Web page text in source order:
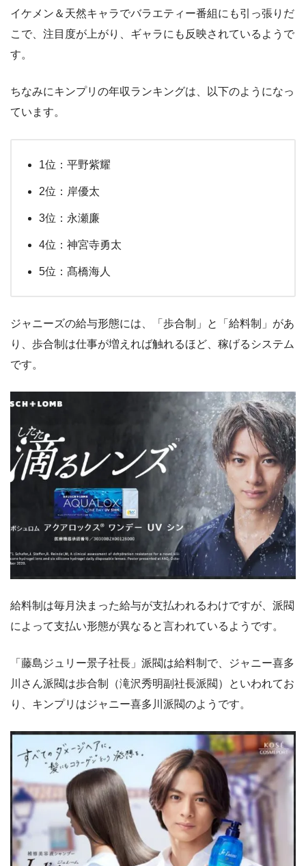
イケメン＆天然キャラでバラエティー番組にも引っ張りだ
こで、注目度が上がり、ギャラにも反映されているようで
す。
ちなみにキンプリの年収ランキングは、以下のようになっ
ています。
1位：平野紫耀
2位：岸優太
3位：永瀬廉
4位：神宮寺勇太
5位：髙橋海人
ジャニーズの給与形態には、「歩合制」と「給料制」があ
り、歩合制は仕事が増えれば触れるほど、稼げるシステム
です。
給料制は毎月決まった給与が支払われるわけですが、派閥
によって支払い形態が異なると言われているようです。
「藤島ジュリー景子社長」派閥は給料制で、ジャニー喜多
川さん派閥は歩合制（滝沢秀明副社長派閥）といわれてお
り、キンプリはジャニー喜多川派閥のようです。